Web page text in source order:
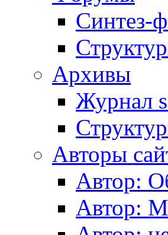
Синтез-
Архивы
Журнал
Авторы
Автор:
Автор: